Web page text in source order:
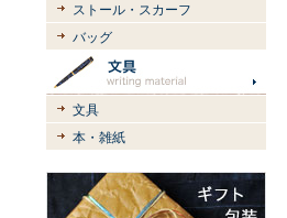
ストール・スカーフ
バッグ
文具
本・雑紙